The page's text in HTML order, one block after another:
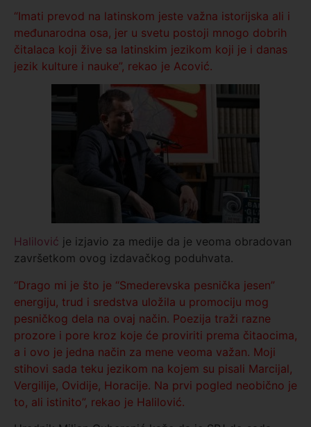
“Imati prevod na latinskom jeste važna istorijska ali i
međunarodna osa, jer u svetu postoji mnogo dobrih
čitalaca koji žive sa latinskim jezikom koji je i danas
jezik kulture i nauke”, rekao je Acović.
Halilović je izjavio za medije da je veoma obradovan
završetkom ovog izdavačkog poduhvata.
“Drago mi je što je “Smederevska pesnička jesen”
energiju, trud i sredstva uložila u promociju mog
pesničkog dela na ovaj način. Poezija traži razne
prozore i pore kroz koje će proviriti prema čitaocima,
a i ovo je jedna način za mene veoma važan. Moji
stihovi sada teku jezikom na kojem su pisali Marcijal,
Vergilije, Ovidije, Horacije. Na prvi pogled neobično je
to, ali istinito”, rekao je Halilović.